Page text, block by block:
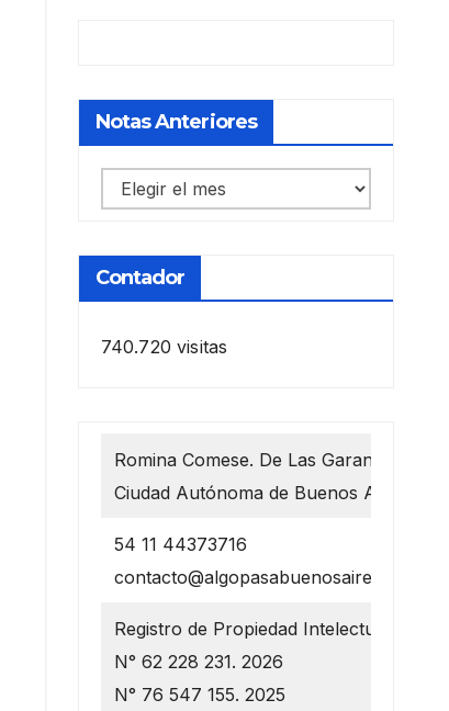
Notas Anteriores
Notas
anteriores
Contador
740.720 visitas
Romina Comese. De Las Garantías 1218
Ciudad Autónoma de Buenos Aires
54 11 44373716
contacto@algopasabuenosaires.com.ar
Registro de Propiedad Intelectual
N° 62 228 231. 2026
N° 76 547 155. 2025